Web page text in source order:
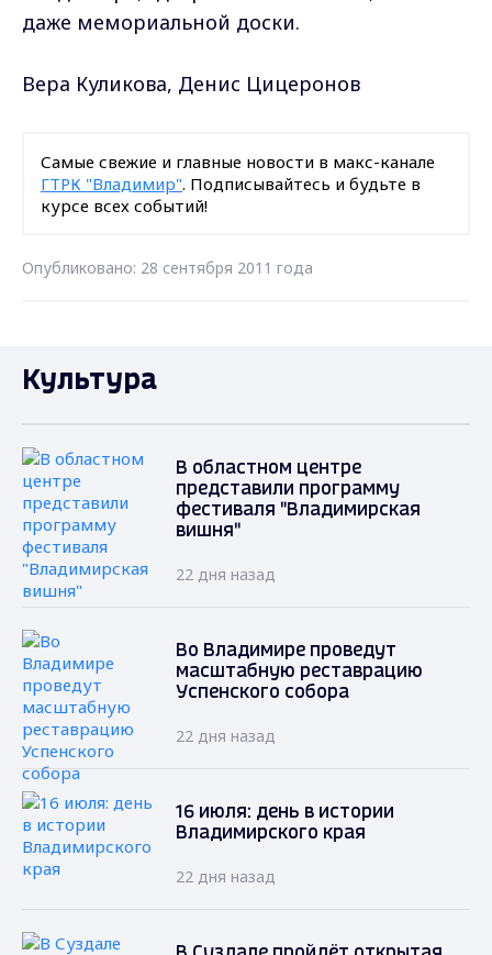
даже мемориальной доски.
Вера Куликова, Денис Цицеронов
Самые свежие и главные новости в макс-канале
ГТРК "Владимир". Подписывайтесь и будьте в
курсе всех событий!
Опубликовано: 28 сентября 2011 года
Культура
В областном центре
представили программу
фестиваля "Владимирская
вишня"
22 дня назад
Во Владимире проведут
масштабную реставрацию
Успенского собора
22 дня назад
16 июля: день в истории
Владимирского края
22 дня назад